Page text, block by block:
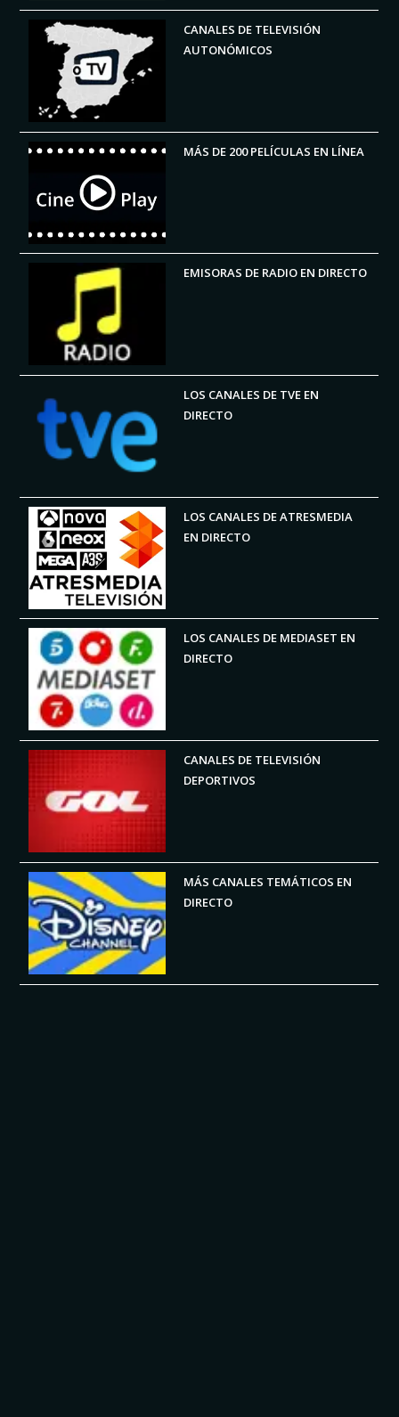
CANALES DE TELEVISIÓN
AUTONÓMICOS
MÁS DE 200 PELÍCULAS EN LÍNEA
EMISORAS DE RADIO EN DIRECTO
LOS CANALES DE TVE EN
DIRECTO
LOS CANALES DE ATRESMEDIA
EN DIRECTO
LOS CANALES DE MEDIASET EN
DIRECTO
CANALES DE TELEVISIÓN
DEPORTIVOS
MÁS CANALES TEMÁTICOS EN
DIRECTO